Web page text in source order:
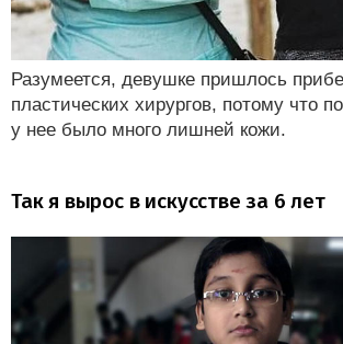
Разумеется, девушке пришлось
пластических хирургов, потому что
у нее было много лишней кожи.
Так я вырос в искусстве за 6 лет